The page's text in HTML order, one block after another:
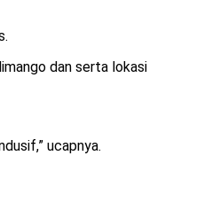
dan serta lokasi
ucapnya.